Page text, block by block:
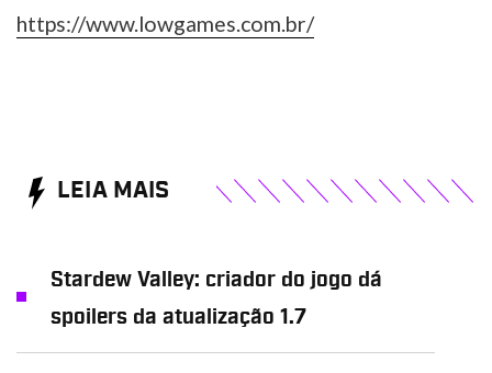
https://www.lowgames.com.br/
LEIA MAIS
Stardew Valley: criador do jogo dá
spoilers da atualização 1.7